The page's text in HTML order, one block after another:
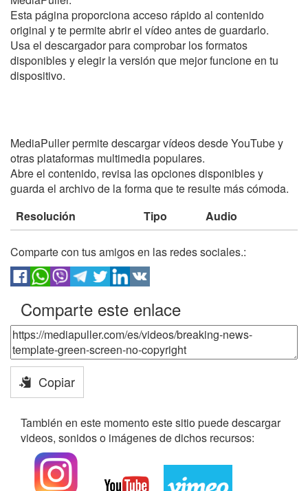
Esta página proporciona acceso rápido al contenido
original y te permite abrir el vídeo antes de guardarlo.
Usa el descargador para comprobar los formatos
disponibles y elegir la versión que mejor funcione en tu
dispositivo.
MediaPuller permite descargar vídeos desde YouTube y
otras plataformas multimedia populares.
Abre el contenido, revisa las opciones disponibles y
guarda el archivo de la forma que te resulte más cómoda.
Resolución
Tipo Audio
Comparte con tus amigos en las redes sociales.:
Comparte este enlace
Copiar
También en este momento este sitio puede descargar
videos, sonidos o imágenes de dichos recursos: